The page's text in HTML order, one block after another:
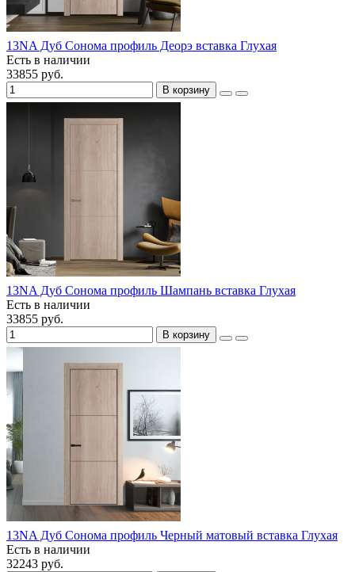
13NA Дуб Сонома профиль Деорэ вставка Глухая
Есть в наличии
33855 руб.
В корзину
13NA Дуб Сонома профиль Шампань вставка Глухая
Есть в наличии
33855 руб.
В корзину
13NA Дуб Сонома профиль Черный матовый вставка Глухая
Есть в наличии
32243 руб.